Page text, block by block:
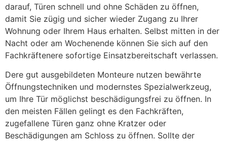
darauf, Türen schnell und ohne Schäden zu öffnen,
damit Sie zügig und sicher wieder Zugang zu Ihrer
Wohnung oder Ihrem Haus erhalten. Selbst mitten in der
Nacht oder am Wochenende können Sie sich auf den
Fachkräftenere sofortige Einsatzbereitschaft verlassen.
Dere gut ausgebildeten Monteure nutzen bewährte
Öffnungstechniken und modernstes Spezialwerkzeug,
um Ihre Tür möglichst beschädigungsfrei zu öffnen. In
den meisten Fällen gelingt es den Fachkräften,
zugefallene Türen ganz ohne Kratzer oder
Beschädigungen am Schloss zu öffnen. Sollte der